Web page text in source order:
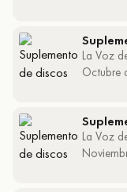
La Voz
Octubre
La Voz